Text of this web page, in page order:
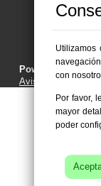
Powered by:
Aviso Legal-
Utilizamos
con
Por favor,
mayor
poder